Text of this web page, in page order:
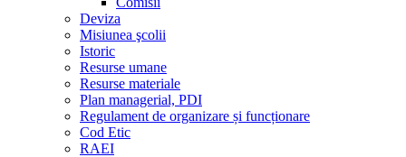
Deviza
Misiunea şcolii
Istoric
Resurse umane
Resurse materiale
Plan managerial, PDI
Regulament de organizare și funcționare
Cod Etic
RAEI